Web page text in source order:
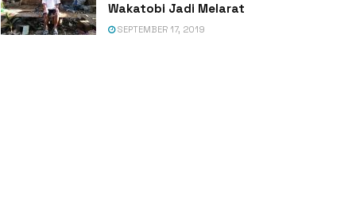
Wakatobi Jadi Melarat
SEPTEMBER 17, 2019